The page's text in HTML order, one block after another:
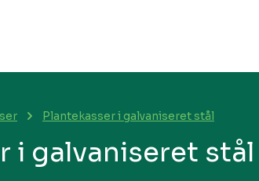
Plantekasser i galvaniseret stål
i galvaniseret stål